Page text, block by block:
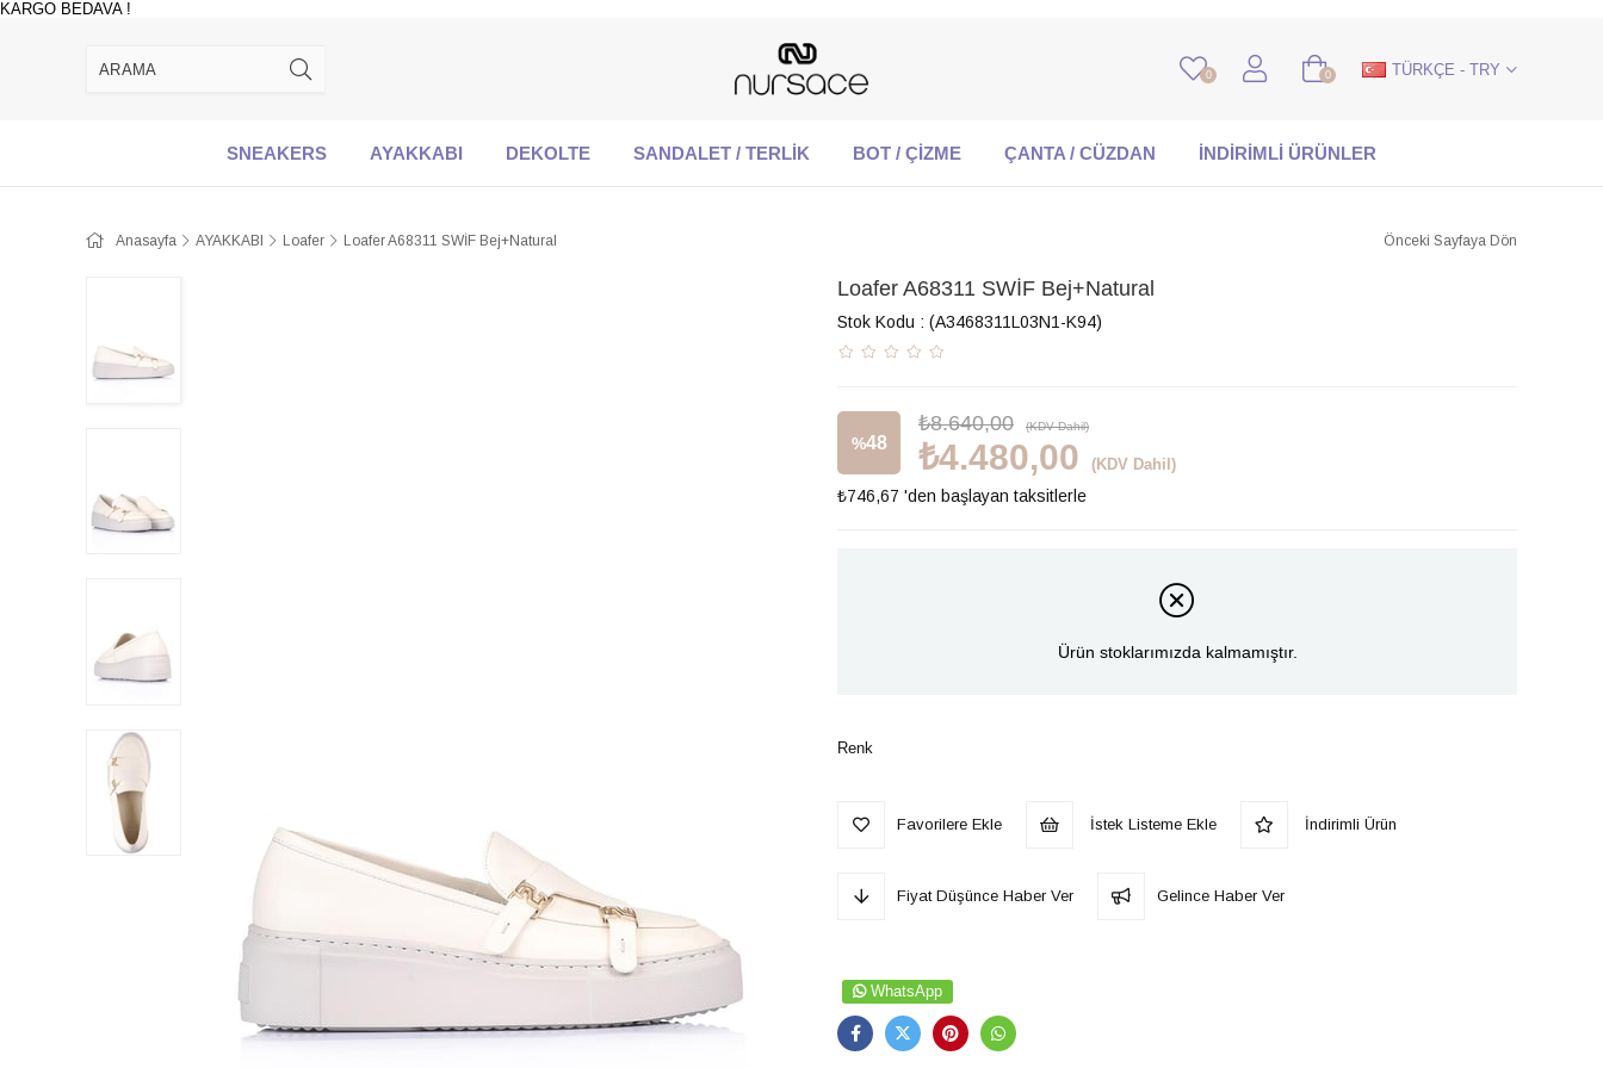
KARGO BEDAVA !
0 0 TÜRKÇE - TRY
SNEAKERS AYAKKABI DEKOLTE SANDALET / TERLİK BOT / ÇİZME ÇANTA / CÜZDAN İNDİRİMLİ ÜRÜNLER
Anasayfa AYAKKABI Loafer Loafer A68311 SWİF Bej+Natural Önceki Sayfaya Dön
Loafer A68311 SWİF Bej+Natural
Stok Kodu (A3468311L03N1-K94)
%48
İndirim
₺8.640,00 (KDV Dahil)
₺4.480,00 (KDV Dahil)
₺746,67 'den başlayan taksitlerle
Ürün stoklarımızda kalmamıştır.
Renk
Favorilere Ekle İstek Listeme Ekle İndirimli Ürün
Fiyat Düşünce Haber Ver Gelince Haber Ver
WhatsApp